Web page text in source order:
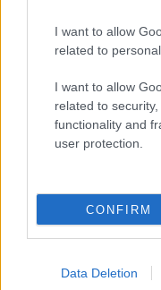
I want to allow
related to
I want to allow
related to
functionality and
user protection.
CONFIRM
Data Deletion
Sijoitustoiminta
Palvelutarjonta
ALV-laskelmat,
Lakisääteinen
Myyntilaskuihin